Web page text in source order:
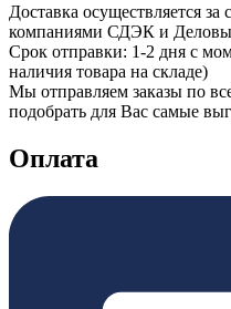
Доставка осуществляется
компаниями СДЭК и
Срок отправки: 1-2 дня с
наличия товара на складе)
Мы отправляем заказы по
подобрать для Вас самые
Оплата